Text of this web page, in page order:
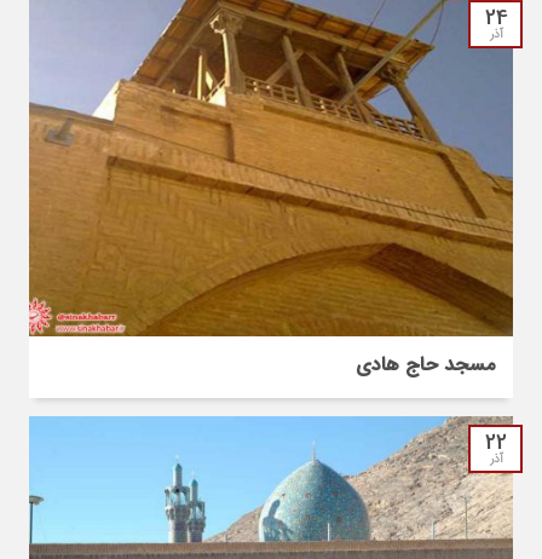
24
آذر
مسجد حاج هادی
22
آذر